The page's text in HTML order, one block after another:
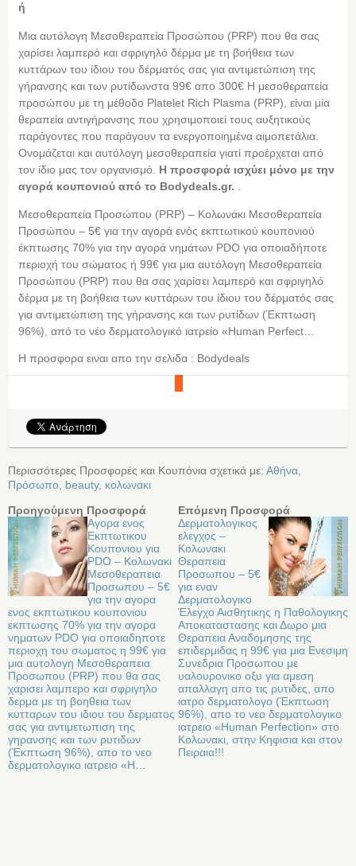
ή
Μια αυτόλογη Mεσοθεραπεία Προσώπου (PRP) που θα σας
χαρίσει λαμπερό και σφριγηλό δέρμα με τη βοήθεια των
κυττάρων του ίδιου του δέρματός σας για αντιμετώπιση της
γήρανσης και των ρυτίδωνστα 99€ απο 300€ Η μεσοθεραπεία
προσώπου με τη μέθοδο Platelet Rich Plasma (PRP), είναι μία
θεραπεία αντιγήρανσης που χρησιμοποιεί τους αυξητικούς
παράγοντες που παράγουν τα ενεργοποιημένα αιμοπετάλια.
Ονομάζεται και αυτόλογη μεσοθεραπεία γιατί προέρχεται από
τον ίδιο μας τον οργανισμό. Η προσφορά ισχύει μόνο με την
αγορά κουπονιού από τo Bodydeals.gr.
Mεσοθεραπεία Προσώπου (PRP) – Κολωνάκι Mεσοθεραπεία
Προσώπου – 5€ για την αγορά ενός εκπτωτικού κουπονιού
έκπτωσης 70% για την αγορά νημάτων PDO για οποιαδήποτε
περιοχή του σώματος ή 99€ για μια αυτόλογη Mεσοθεραπεία
Προσώπου (PRP) που θα σας χαρίσει λαμπερό και σφριγηλό
δέρμα με τη βοήθεια των κυττάρων του ίδιου του δέρματός σας
για αντιμετώπιση της γήρανσης και των ρυτίδων (Έκπτωση
96%), από το νέο δερματολογικό ιατρείο «Human Perfect…
Η προσφορα ειναι απο την σελιδα : Bodydeals
Περισσότερες Προσφορές και Κουπόνια σχετικά με: Αθήνα
Πρόσωπο beauty, κολωνακι
Προηγούμενη Προσφορά
Αγορα ενος
Εκπτωτικου
Κουπονιου για
PDO – Κολωνακι
Mεσοθεραπεια
Προσωπου – 5€
για την αγορα
ενος εκπτωτικου κουπονιου
εκπτωσης 70% για την αγορα
νηματων PDO για οποιαδηποτε
περιοχη του σωματος η 99€ για
μια αυτολογη Mεσοθεραπεια
Προσωπου (PRP) που θα σας
χαρισει λαμπερο και σφριγηλο
δερμα με τη βοηθεια των
κυτταρων του ιδιου του δερματος
σας για αντιμετωπιση της
γηρανσης και των ρυτιδων
(Έκπτωση 96%), απο το νεο
δερματολογικο ιατρειο «H…
Επόμενη Προσφορά
Δερματολογικος
ελεγχος –
Κολωνακι
Θεραπεια
Προσωπου – 5€
για εναν
Δερματολογικο
Έλεγχο Αισθητικης η Παθολογικης
Αποκαταστασης και Δωρο μια
Θεραπεια Αναδομησης της
επιδερμιδας η 99€ για μια Ενεσιμη
Συνεδρια Προσωπου με
υαλουρονικο οξυ για αμεση
απαλλαγη απο τις ρυτιδες, απο
ιατρο δερματολογο (Έκπτωση
96%), απο το νεο δερματολογικο
ιατρειο «Human Perfection» στo
Κολωνακι, στην Κηφισια και στον
Πειραια!!!